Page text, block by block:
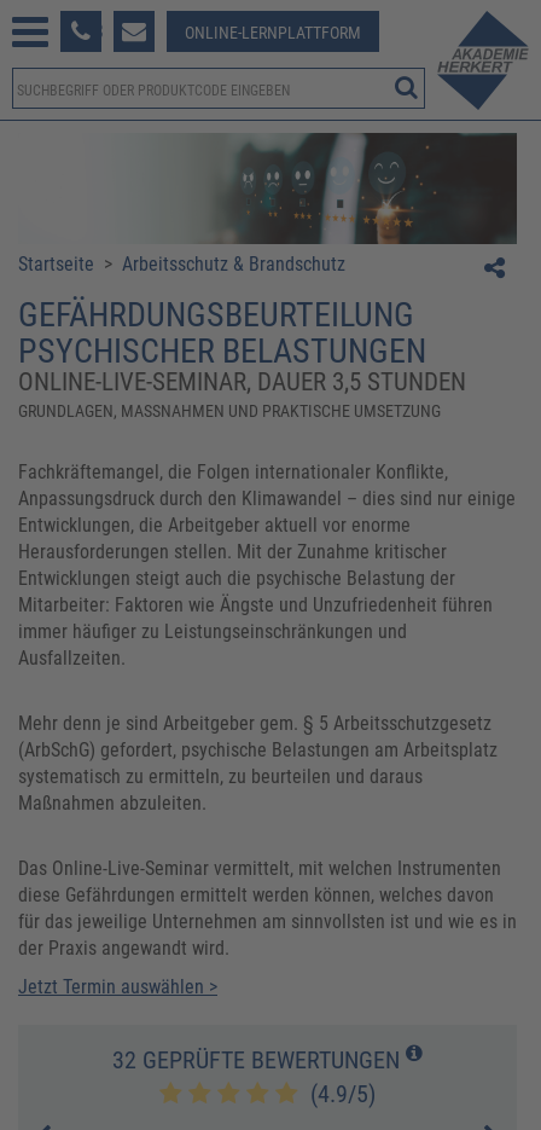
381-123 ONLINE-LERNPLATTFORM
Startseite > Arbeitsschutz & Brandschutz
GEFÄHRDUNGSBEURTEILUNG
PSYCHISCHER BELASTUNGEN
ONLINE-LIVE-SEMINAR, DAUER 3,5 STUNDEN
GRUNDLAGEN, MASSNAHMEN UND PRAKTISCHE UMSETZUNG
Fachkräftemangel, die Folgen internationaler Konflikte,
Anpassungsdruck durch den Klimawandel – dies sind nur einige
Entwicklungen, die Arbeitgeber aktuell vor enorme
Herausforderungen stellen. Mit der Zunahme kritischer
Entwicklungen steigt auch die psychische Belastung der
Mitarbeiter: Faktoren wie Ängste und Unzufriedenheit führen
immer häufiger zu Leistungseinschränkungen und
Ausfallzeiten.
Mehr denn je sind Arbeitgeber gem. § 5 Arbeitsschutzgesetz
(ArbSchG) gefordert, psychische Belastungen am Arbeitsplatz
systematisch zu ermitteln, zu beurteilen und daraus
Maßnahmen abzuleiten.
Das Online-Live-Seminar vermittelt, mit welchen Instrumenten
diese Gefährdungen ermittelt werden können, welches davon
für das jeweilige Unternehmen am sinnvollsten ist und wie es in
der Praxis angewandt wird.
Jetzt Termin auswählen >
32 GEPRÜFTE BEWERTUNGEN
(4.9/5)